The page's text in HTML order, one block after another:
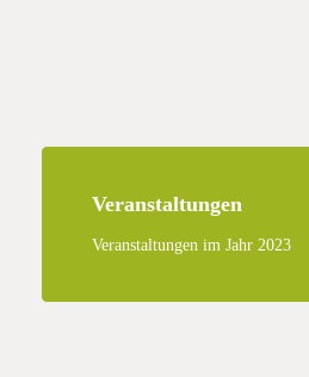
Veranstaltungen
Veranstaltungen im Jahr 2023